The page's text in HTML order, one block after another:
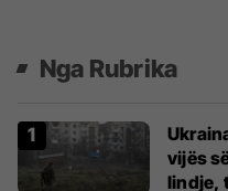
Nga Rubrika
vijës
lindje,